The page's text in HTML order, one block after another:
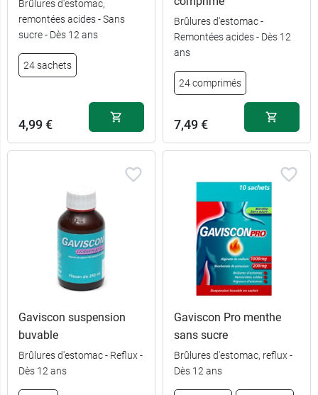
Brûlures d'estomac,
remontées acides - Sans
sucre - Dès 12 ans
24 sachets
4,99 €
Brûlures d'estomac -
Remontées acides - Dès 12
ans
24 comprimés
7,49 €
Gaviscon suspension
buvable
Brûlures d'estomac - Reflux -
Dès 12 ans
Gaviscon Pro menthe
sans sucre
Brûlures d'estomac, reflux -
Dès 12 ans